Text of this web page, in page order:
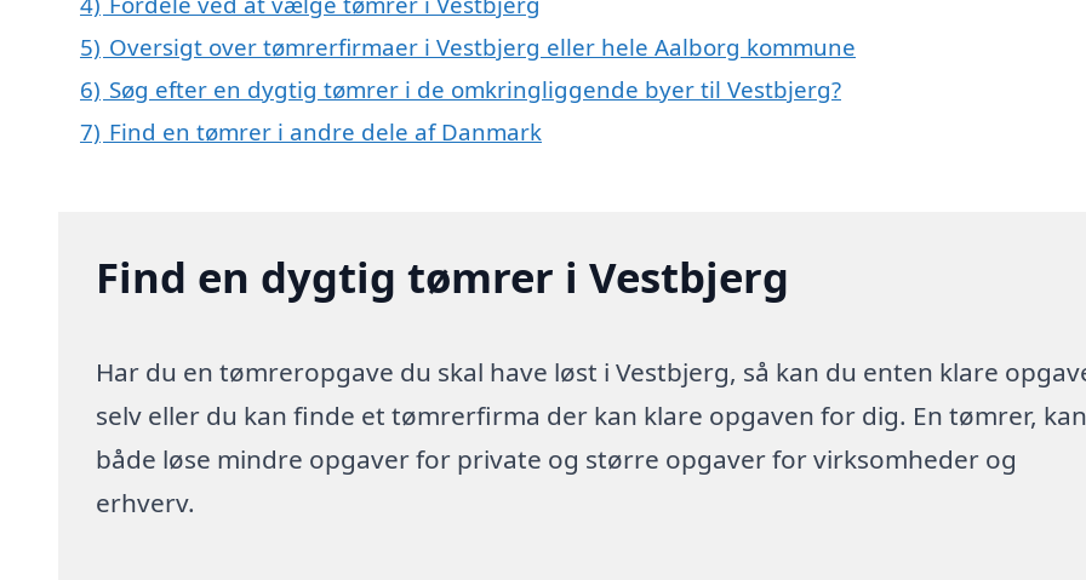
5) Oversigt over tømrerfirmaer i Vestbjerg eller hele Aalborg kommune
6) Søg efter en dygtig tømrer i de omkringliggende byer til Vestbjerg?
7) Find en tømrer i andre dele af Danmark
Find en dygtig tømrer i Vestbjerg
Har du en tømreropgave du skal have løst i Vestbjerg, så kan du enten klare
selv eller du kan finde et tømrerfirma der kan klare opgaven for dig. En tømrer,
både løse mindre opgaver for private og større opgaver for virksomheder og
erhverv.